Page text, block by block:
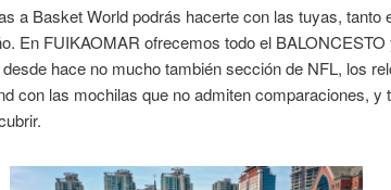
a Basket World podrás hacerte con las tuyas, tanto
En FUIKAOMAR ofrecemos todo el
hace no mucho también sección de NFL, los
con las mochilas que no admiten comparaciones, y